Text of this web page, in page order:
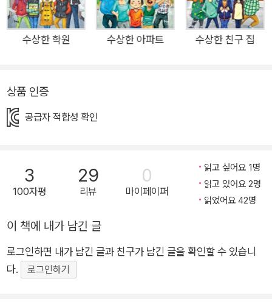
<수상한 시리즈>의 열 번째 이야기는 이렇듯 ‘위기와 약속’에 관
한 이야기입니다. 위기는 항상 아무도 예상치 못한 순간에 닥쳐옵
니다. 솜돌역에 숨어 있을지도 모르는 미지의 존재인 ‘똥 주인’처
들은 그런 위기 속에서 나름대로 약속을 정하고, 그 약속을 깨 버
리고, 또 다른 위기를 만들어 내는 등 여러 가지 사건을 겪습니다.
이러한 모습은 마치 지금 이 시대를 살아가는 어른들의 모습을 그
주인공 여진이는 씩씩하고 당차게 이 위기를 극복해 냅니다. 꼬리
에 꼬리를 물고 발생하는 사건들을 재치 있게 풀어가는 여진이의
모습은 코로나 시대를 살아가는 우리 아이들에게 통쾌한 즐거움
는 여진이와 친구들의 모습을 보면서 틀림없이 커다란 마음의 변
화를 얻을 수 있을 것이라 생각합니다. 공동체의 위기 앞에서 더
욱 가치 있게 빛나는 ‘함께’의 소중함 박현숙 작가는 이 작품을 통
수상한 학원 수상한 아파트 수상한 친구 집
상품 인증
공급자 적합성 확인
3
100자평
29
리뷰
0
마이페이퍼
읽고 싶어요 1명
읽고 있어요 2명
읽었어요 42명
이 책에 내가 남긴 글
로그인하면 내가 남긴 글과 친구가 남긴 글을 확인할 수 있습니
다.
로그인하기